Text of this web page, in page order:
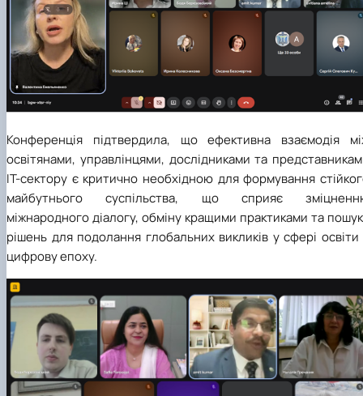
Конференція підтвердила, що ефективна взаємодія
освітянами, управлінцями, дослідниками та
ІТ-сектору є критично необхідною для формування
майбутнього суспільства, що сприяє
міжнародного діалогу, обміну кращими практиками та
рішень для подолання глобальних викликів у сфері освіти
цифрову епоху.